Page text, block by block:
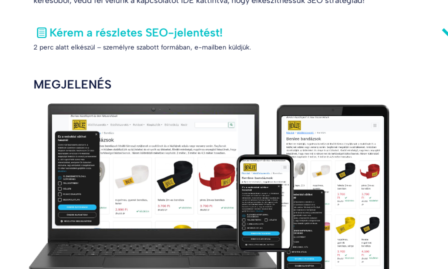
Kérem a részletes SEO-jelentést!
2 perc alatt elkészül – személyre szabott formában, e-mailben küldjük.
MEGJELENÉS